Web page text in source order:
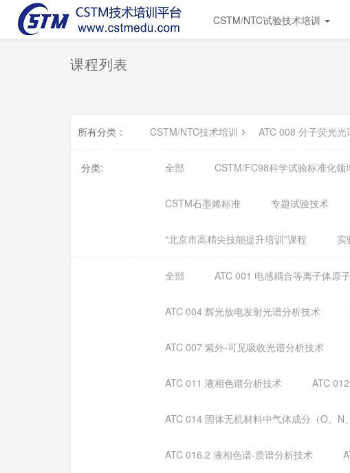
CSTM/NTC试验技术培训
课程列表
所有分类： CSTM/NTC技术培训 ATC 008 分子荧光
分类: 全部 CSTM/FC98科学试验标准化领
CSTM石墨烯标准 专题试验技术
“北京市高精尖技能提升培训”课程 实
全部 ATC 001 电感耦合等离子体原
ATC 004 辉光放电发射光谱分析技术
ATC 007 紫外-可见吸收光谱分析技术
ATC 011 液相色谱分析技术 ATC
ATC 014 固体无机材料中气体成分（O、N
ATC 016.2 液相色谱-质谱分析技术